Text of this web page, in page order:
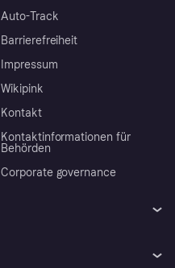
Auto-Track
Barrierefreiheit
Impressum
Wikipink
Kontakt
Kontaktinformationen für
Behörden
Corporate governance